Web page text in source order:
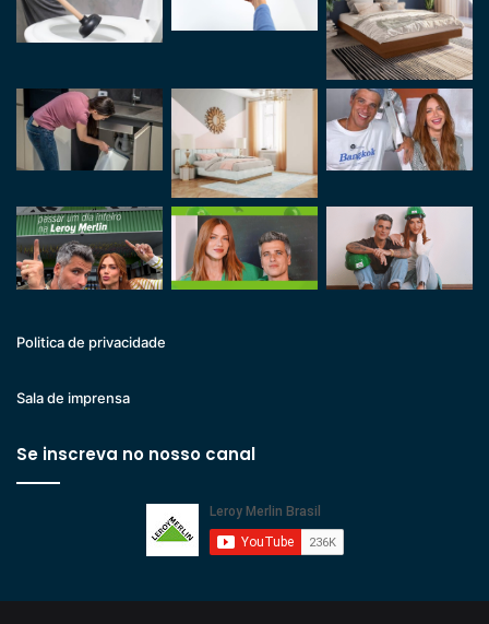
Politica de privacidade
Sala de imprensa
Se inscreva no nosso canal